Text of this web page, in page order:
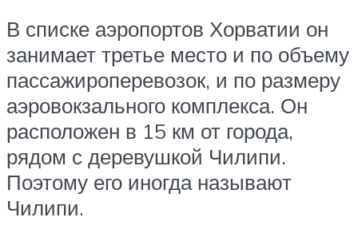
В списке аэропортов Хорватии он
занимает третье место и по объему
пассажироперевозок, и по размеру
аэровокзального комплекса. Он
расположен в 15 км от города,
рядом с деревушкой Чилипи.
Поэтому его иногда называют
Чилипи.